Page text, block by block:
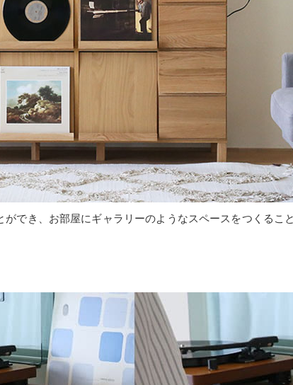
でき、お部屋にギャラリーのようなスペースをつくるこ